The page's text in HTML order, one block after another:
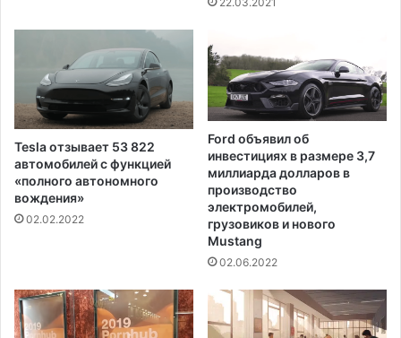
Tesla отзывает 53 822
автомобилей с функцией
«полного автономного
вождения»
02.02.2022
Ford объявил об
инвестициях в размере 3,7
миллиарда долларов в
производство
электромобилей,
грузовиков и нового
Mustang
02.06.2022